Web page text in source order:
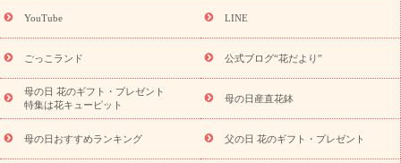
(トルコキキョウ)
9月の誕生花(リンドウ)
ら探す
お祝いの花特集 当日配達特急便 お祝い商品一覧
念日
結婚祝い 出産祝い 退院祝い・快気祝い
寿祝い
プチギフト ペットのお祝いフラワー
お供え・お悔やみの花
四十九日法要以降に贈る花
通夜・葬儀
YouTube LINE
ごっこランド 公式ブログ“花だより”
母の日 花のギフト・プレゼント
特集は花キューピット
母の日産直花鉢
母の日おすすめランキング 父の日 花のギフト・プレゼント